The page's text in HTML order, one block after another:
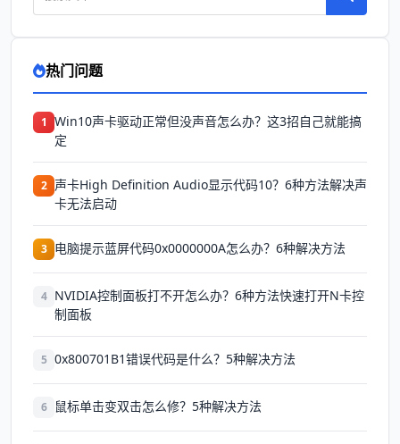
热门问题
1 Win10声卡驱动正常但没声音怎么办？这3招自己就能搞
定
2 声卡High Definition Audio显示代码10？6种方法解决声
卡无法启动
3 电脑提示蓝屏代码0x0000000A怎么办？6种解决方法
4 NVIDIA控制面板打不开怎么办？6种方法快速打开N卡控
制面板
5 0x800701B1错误代码是什么？5种解决方法
6 鼠标单击变双击怎么修？5种解决方法